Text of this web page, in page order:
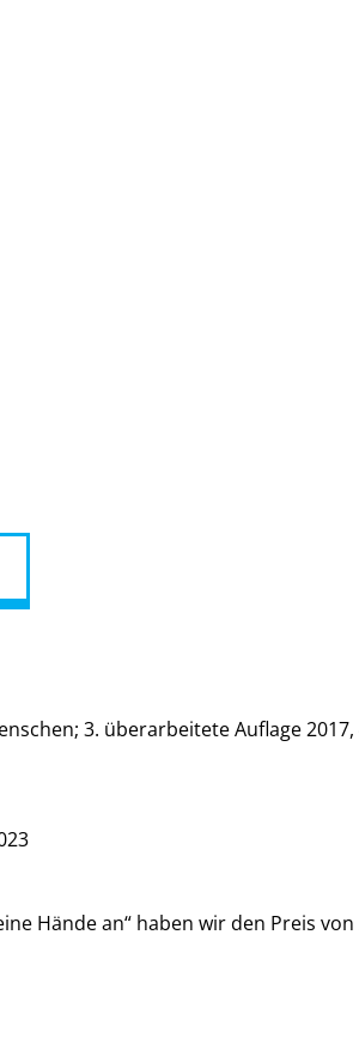
3. überarbeitete Auflage 2017,
Hände an“ haben wir den Preis von